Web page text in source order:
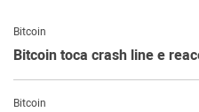
Bitcoin
Bitcoin toca crash line e
Bitcoin